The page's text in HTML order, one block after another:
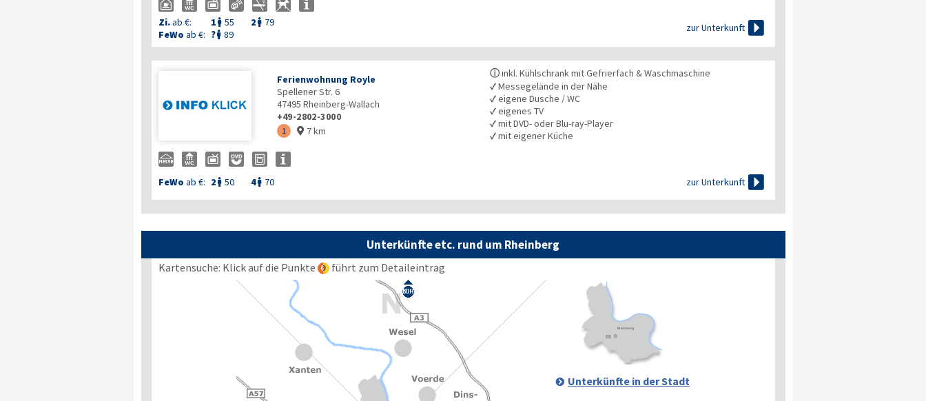
Zi.ab €: 1  55 2  79
FeWo ab €: ? 89
zur Unterkunft 
Ferienwohnung Royle
Spellener Str. 6
47495 Rheinberg-Wallach
+49-2802-3000
1  7 km
FeWo ab €: 2  50 4 70
ⓘinkl. Kühlschrank mit Gefrierfach & Waschmaschine
✓Messegelände in der Nähe
✓eigene Dusche / WC
✓eigenes TV
✓mit DVD- oder Blu-ray-Player
✓mit eigener Küche
zur Unterkunft 
Unterkünfte etc. rund um Rheinberg
Kartensuche: Klick auf die Punkte führt zum Detaileintrag
Unterkünfte in der Stadt